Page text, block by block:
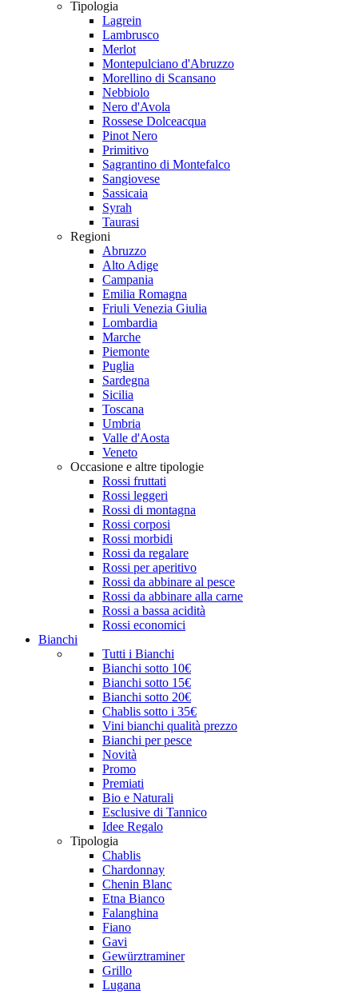
Tipologia
Lagrein
Lambrusco
Merlot
Montepulciano d'Abruzzo
Morellino di Scansano
Nebbiolo
Nero d'Avola
Rossese Dolceacqua
Pinot Nero
Primitivo
Sagrantino di Montefalco
Sangiovese
Sassicaia
Syrah
Taurasi
Regioni
Abruzzo
Alto Adige
Campania
Emilia Romagna
Friuli Venezia Giulia
Lombardia
Marche
Piemonte
Puglia
Sardegna
Sicilia
Toscana
Umbria
Valle d'Aosta
Veneto
Occasione e altre tipologie
Rossi fruttati
Rossi leggeri
Rossi di montagna
Rossi corposi
Rossi morbidi
Rossi da regalare
Rossi per aperitivo
Rossi da abbinare al pesce
Rossi da abbinare alla carne
Rossi a bassa acidità
Rossi economici
Bianchi
Tutti i Bianchi
Bianchi sotto 10€
Bianchi sotto 15€
Bianchi sotto 20€
Chablis sotto i 35€
Vini bianchi qualità prezzo
Bianchi per pesce
Novità
Promo
Premiati
Bio e Naturali
Esclusive di Tannico
Idee Regalo
Tipologia
Chablis
Chardonnay
Chenin Blanc
Etna Bianco
Falanghina
Fiano
Gavi
Gewürztraminer
Grillo
Lugana